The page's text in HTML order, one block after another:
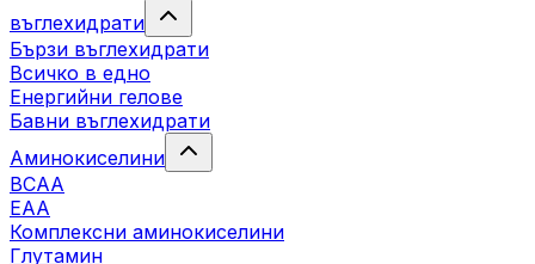
въглехидрати
Бързи въглехидрати
Всичко в едно
Енергийни гелове
Бавни въглехидрати
Аминокиселини
BCAA
EAA
Комплексни аминокиселини
Глутамин